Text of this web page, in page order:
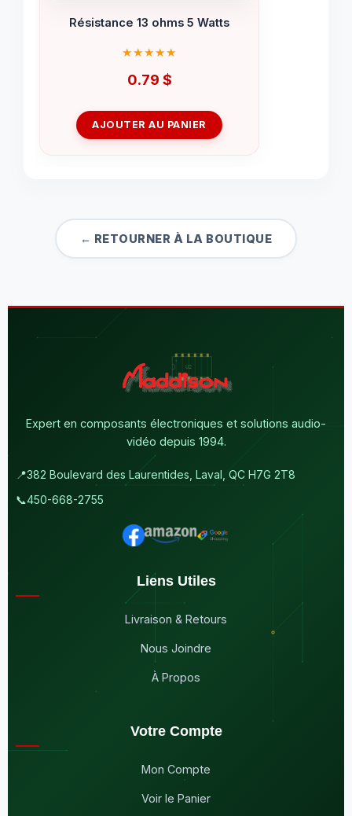
Résistance 13 ohms 5 Watts
0.79 $
AJOUTER AU PANIER
← RETOURNER À LA BOUTIQUE
Expert en composants électroniques et solutions audio-
vidéo depuis 1994.
📍382 Boulevard des Laurentides, Laval, QC H7G 2T8
📞450-668-2755
Liens Utiles
Livraison & Retours
Nous Joindre
À Propos
Votre Compte
Mon Compte
Voir le Panier